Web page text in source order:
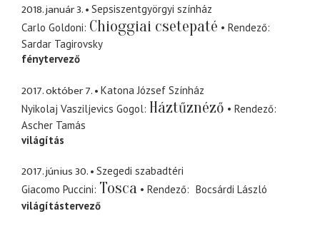
2018. január 3.
Sepsiszentgyörgyi színház
Carlo Goldoni Chioggiai csetepaté
Rendező
Sardar Tagirovsky
fénytervező
2017. október 7.
Katona József Színház
Nyikolaj Vasziljevics Gogol Háztűznéző
Rendező
Ascher Tamás
világítás
2017. június 30.
Szegedi szabadtéri
Giacomo Puccini Tosca Rendező
Bocsárdi László
világítástervező